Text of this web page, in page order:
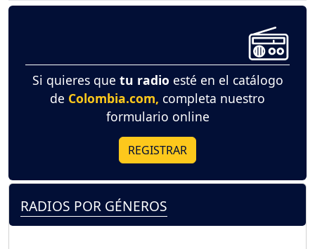
Si quieres que tu radio esté en el catálogo
de Colombia.com, completa nuestro
formulario online
REGISTRAR
RADIOS POR GÉNEROS